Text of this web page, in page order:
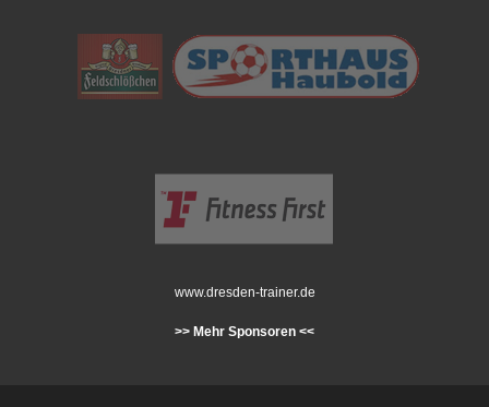
www.dresden-trainer.de
>> Mehr Sponsoren <<